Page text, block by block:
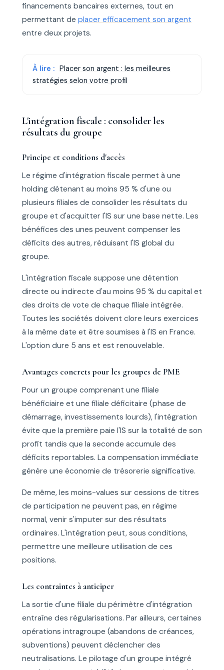
financements bancaires externes, tout en
permettant de placer efficacement son argent
entre deux projets.
À lire : Placer son argent : les meilleures
stratégies selon votre profil
L'intégration fiscale : consolider les
résultats du groupe
Principe et conditions d'accès
Le régime d'intégration fiscale permet à une
holding détenant au moins 95 % d'une ou
plusieurs filiales de consolider les résultats du
groupe et d'acquitter l'IS sur une base nette. Les
bénéfices des unes peuvent compenser les
déficits des autres, réduisant l'IS global du
groupe.
L'intégration fiscale suppose une détention
directe ou indirecte d'au moins 95 % du capital et
des droits de vote de chaque filiale intégrée.
Toutes les sociétés doivent clore leurs exercices
à la même date et être soumises à l'IS en France.
L'option dure 5 ans et est renouvelable.
Avantages concrets pour les groupes de PME
Pour un groupe comprenant une filiale
bénéficiaire et une filiale déficitaire (phase de
démarrage, investissements lourds), l'intégration
évite que la première paie l'IS sur la totalité de son
profit tandis que la seconde accumule des
déficits reportables. La compensation immédiate
génère une économie de trésorerie significative.
De même, les moins-values sur cessions de titres
de participation ne peuvent pas, en régime
normal, venir s'imputer sur des résultats
ordinaires. L'intégration peut, sous conditions,
permettre une meilleure utilisation de ces
positions.
Les contraintes à anticiper
La sortie d'une filiale du périmètre d'intégration
entraîne des régularisations. Par ailleurs, certaines
opérations intragroupe (abandons de créances,
subventions) peuvent déclencher des
neutralisations. Le pilotage d'un groupe intégré